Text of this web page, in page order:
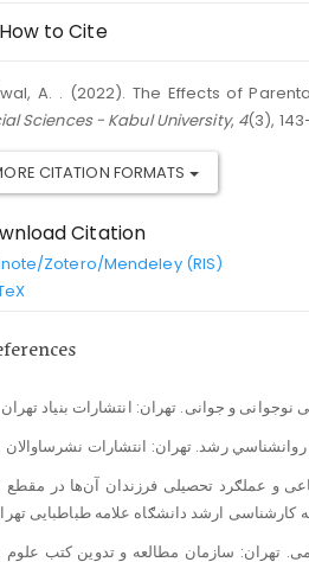
How to Cite
A. . (2022). The Effects of
Sciences - Kabul University, 4(3),
CITATION FORMATS
Citation
Zotero/Mendeley (RIS)